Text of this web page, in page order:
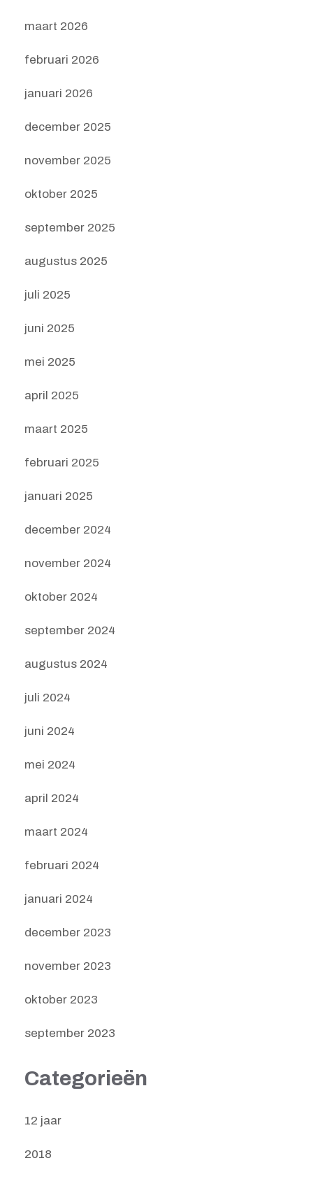
maart 2026
februari 2026
januari 2026
december 2025
november 2025
oktober 2025
september 2025
augustus 2025
juli 2025
juni 2025
mei 2025
april 2025
maart 2025
februari 2025
januari 2025
december 2024
november 2024
oktober 2024
september 2024
augustus 2024
juli 2024
juni 2024
mei 2024
april 2024
maart 2024
februari 2024
januari 2024
december 2023
november 2023
oktober 2023
september 2023
Categorieën
12 jaar
2018